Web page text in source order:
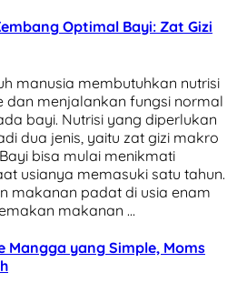
Optimal Bayi: Zat Gizi
manusia membutuhkan nutrisi
dan menjalankan fungsi normal
bayi. Nutrisi yang diperlukan
dua jenis, yaitu zat gizi makro
bisa mulai menikmati
usianya memasuki satu tahun.
makanan padat di usia enam
makanan …
Mangga yang Simple, Moms